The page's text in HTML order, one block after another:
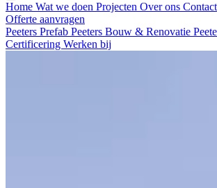
Home Wat we doen Projecten Over ons Contact
Offerte aanvragen
Peeters Prefab Peeters Bouw & Renovatie
Certificering Werken bij